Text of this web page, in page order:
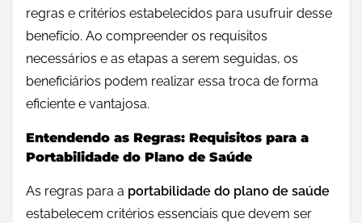
regras e critérios estabelecidos para usufruir desse
benefício. Ao compreender os requisitos
necessários e as etapas a serem seguidas, os
beneficiários podem realizar essa troca de forma
eficiente e vantajosa.
Entendendo as Regras: Requisitos para a
Portabilidade do Plano de Saúde
As regras para a portabilidade do plano de saúde
estabelecem critérios essenciais que devem ser